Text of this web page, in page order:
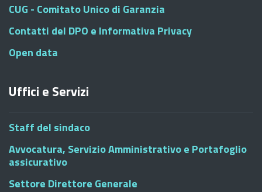
CUG - Comitato Unico di Garanzia
Contatti del DPO e Informativa Privacy
Open data
Uffici e Servizi
Staff del sindaco
Avvocatura, Servizio Amministrativo e Portafoglio
assicurativo
Settore Direttore Generale